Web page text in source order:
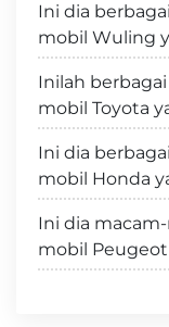
Ini dia
mobil Wuling
Inilah
mobil Toyota
Ini dia
mobil Honda
Ini dia
mobil